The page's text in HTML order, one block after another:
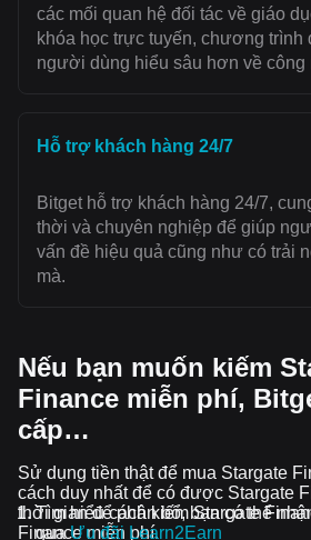
các mối quan hệ đối tác về giáo
khóa học trực tuyến, chương trình
người dùng hiểu sâu hơn về công
Hỗ trợ khách hàng 24/7
Bitget hỗ trợ khách hàng 24/7,
thời và chuyên nghiệp để giúp
vấn đề hiệu quả cũng như có trải
mà.
Nếu bạn muốn kiếm
Finance miễn phí,
cấp…
Sử dụng tiền thật để mua Stargate
cách duy nhất để có được Stargate
thời gian để phân bổ, bạn có thể
Finance miễn phí.
Tìm hiểu cách kiếm Stargate
quaƯu đãi Learn2Earn